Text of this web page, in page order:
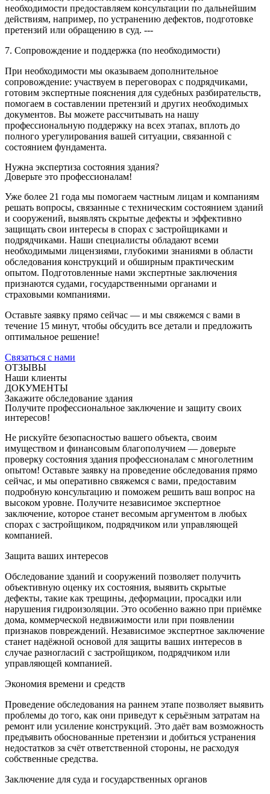
необходимости предоставляем консультации по дальнейшим
действиям, например, по устранению дефектов, подготовке
претензий или обращению в суд. ---
7. Сопровождение и поддержка (по необходимости)
При необходимости мы оказываем дополнительное
сопровождение: участвуем в переговорах с подрядчиками,
готовим экспертные пояснения для судебных разбирательств,
помогаем в составлении претензий и других необходимых
документов. Вы можете рассчитывать на нашу
профессиональную поддержку на всех этапах, вплоть до
полного урегулирования вашей ситуации, связанной с
состоянием фундамента.
Нужна экспертиза состояния здания?
Доверьте это профессионалам!
Уже более 21 года мы помогаем частным лицам и компаниям
решать вопросы, связанные с техническим состоянием зданий
и сооружений, выявлять скрытые дефекты и эффективно
защищать свои интересы в спорах с застройщиками и
подрядчиками. Наши специалисты обладают всеми
необходимыми лицензиями, глубокими знаниями в области
обследования конструкций и обширным практическим
опытом. Подготовленные нами экспертные заключения
признаются судами, государственными органами и
страховыми компаниями.
Оставьте заявку прямо сейчас — и мы свяжемся с вами в
течение 15 минут, чтобы обсудить все детали и предложить
оптимальное решение!
Связаться с нами
ОТЗЫВЫ
Наши клиенты
ДОКУМЕНТЫ
Закажите обследование здания
Получите профессиональное заключение и защиту своих
интересов!
Не рискуйте безопасностью вашего объекта, своим
имуществом и финансовым благополучием — доверьте
проверку состояния здания профессионалам с многолетним
опытом! Оставьте заявку на проведение обследования прямо
сейчас, и мы оперативно свяжемся с вами, предоставим
подробную консультацию и поможем решить ваш вопрос на
высоком уровне. Получите независимое экспертное
заключение, которое станет весомым аргументом в любых
спорах с застройщиком, подрядчиком или управляющей
компанией.
Защита ваших интересов
Обследование зданий и сооружений позволяет получить
объективную оценку их состояния, выявить скрытые
дефекты, такие как трещины, деформации, просадки или
нарушения гидроизоляции. Это особенно важно при приёмке
дома, коммерческой недвижимости или при появлении
признаков повреждений. Независимое экспертное заключение
станет надёжной основой для защиты ваших интересов в
случае разногласий с застройщиком, подрядчиком или
управляющей компанией.
Экономия времени и средств
Проведение обследования на раннем этапе позволяет выявить
проблемы до того, как они приведут к серьёзным затратам на
ремонт или усиление конструкций. Это даёт вам возможность
предъявить обоснованные претензии и добиться устранения
недостатков за счёт ответственной стороны, не расходуя
собственные средства.
Заключение для суда и государственных органов